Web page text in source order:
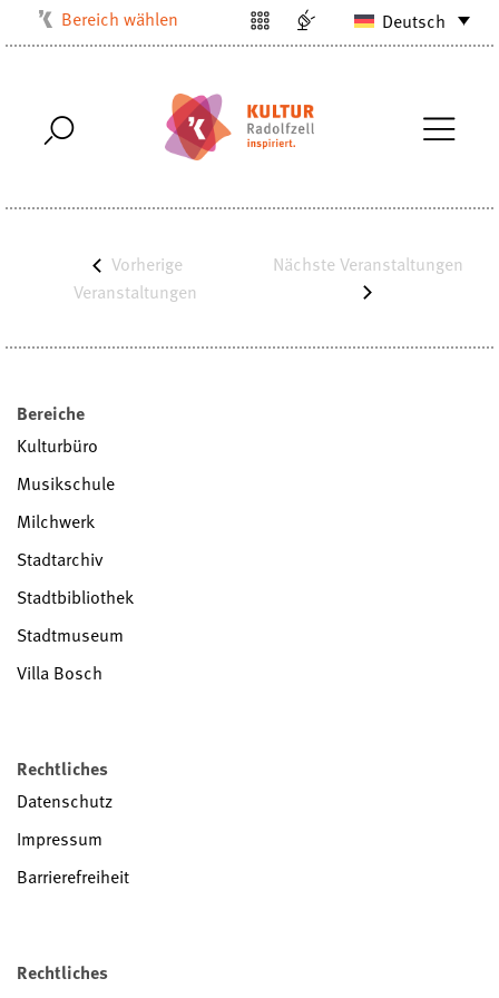
Bereich wählen
Musikschule
Stadtmuseum
Stadtbibliothek
Villa Bosch
Deutsch
Vorherige
Veranstaltungen
Nächste Veranstaltungen
Bereiche
Kulturbüro
Musikschule
Milchwerk
Stadtarchiv
Stadtbibliothek
Stadtmuseum
Villa Bosch
Rechtliches
Datenschutz
Impressum
Barrierefreiheit
Rechtliches